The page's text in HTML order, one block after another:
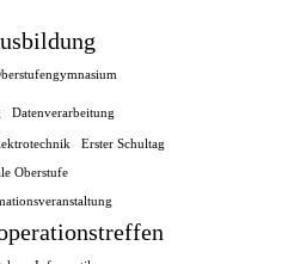
Datenverarbeitung
Erster Schultag
Oberstufe